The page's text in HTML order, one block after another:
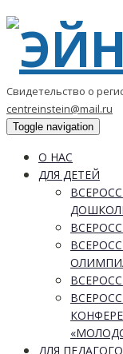
Свидетельство о
centreinstein@mail.ru
Toggle navigation
О НАС
ДЛЯ ДЕТЕЙ
ДЛЯ